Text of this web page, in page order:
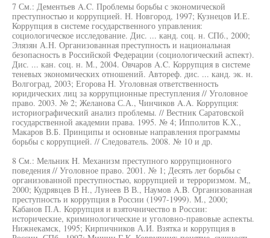
7 См.: Дементьев A.C. Проблемы борьбы с экономической
преступностью и коррупцией. Н. Новгород, 1997; Кузнецов И.Е.
Коррупция в системе государственного управления:
социологическое исследование. Дис. ... канд. соц. н. СПб., 2000;
Элязян А.Н. Организованная преступность и национальная
безопасность в Российской Федерации (социологический аспект).
Дис. ... кан. соц. н. М., 2004. Овчаров A.C. Коррупция в системе
теневых экономических отношений. Автореф. дис. ... канд. эк. н.
Волгоград, 2003; Егорова H. Уголовная ответственность
юридических лиц за коррупционные преступления // Уголовное
право. 2003. № 2; Желанова С.А., Чинчиков A.A. Коррупция:
историографический анализ проблемы. // Вестник Саратовской
государственной академии права. 1995. № 4; Ипполитов К.Х.,
Макаров В.Б. Принципы и основные направления программы
борьбы с коррупцией. // Следователь. 2008. № 10 и др.
8 См.: Мельник H. Механизм преступного коррупционного
поведения // Уголовное право. 2001. № 1; Десять лет борьбы с
организованной преступностью, коррупцией и терроризмом. М„
2000; Кудрявцев В Н., Лунеев В В., Наумов A.B. Организованная
преступность и коррупция в России (1997-1999). М., 2000;
Кабанов П.А. Коррупция и взяточничество в России:
исторические, криминологические и уголовно-правовые аспекты.
Нижнекамск, 1995; Кирпичников А.И. Взятка и коррупция в